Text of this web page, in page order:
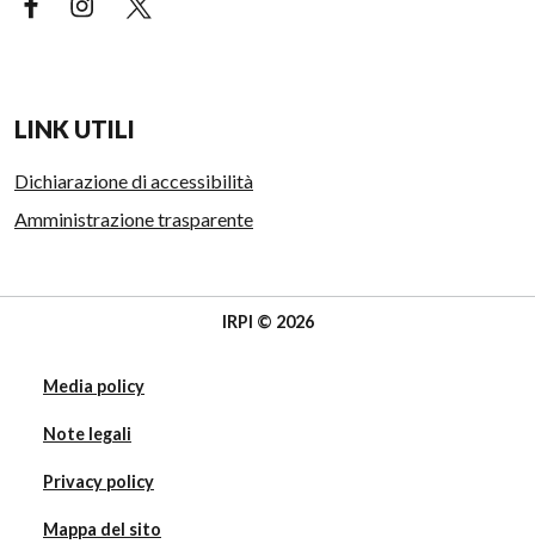
LINK UTILI
Dichiarazione di accessibilità
Amministrazione trasparente
IRPI © 2026
Media policy
Note legali
Privacy policy
Mappa del sito